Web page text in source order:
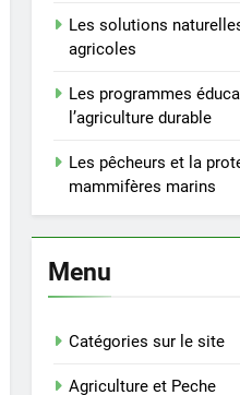
Les solutions
agricoles
Les programmes
l’agriculture durable
Les pêcheurs et la
mammifères marins
Menu
Catégories sur le site
Agriculture et Peche